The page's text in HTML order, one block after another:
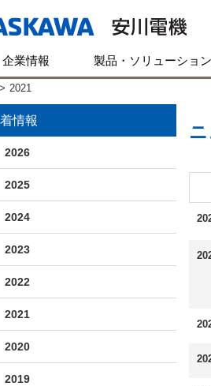
企業情報 製品・ソリューション
> 2021
情報
2026
2025
2024
2023
2022
2021
2020
2019